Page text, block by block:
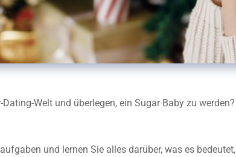
Welt und überlegen, ein Sugar Baby zu werden?
und lernen Sie alles darüber, was es bedeutet,